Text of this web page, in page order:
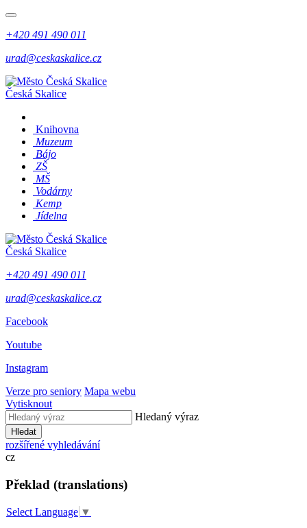
+420 491 490 011
urad@ceskaskalice.cz
Česká Skalice
Knihovna
Muzeum
Bájo
ZŠ
MŠ
Vodárny
Kemp
Jídelna
Česká Skalice
+420 491 490 011
urad@ceskaskalice.cz
Facebook
Youtube
Instagram
Verze pro seniory Mapa webu
Vytisknout
Hledaný výraz
Hledat
rozšířené vyhledávání
cz
Překlad (translations)
Select Language ▼